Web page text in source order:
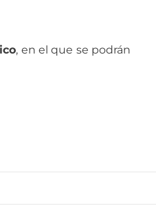
, en el que se podrán